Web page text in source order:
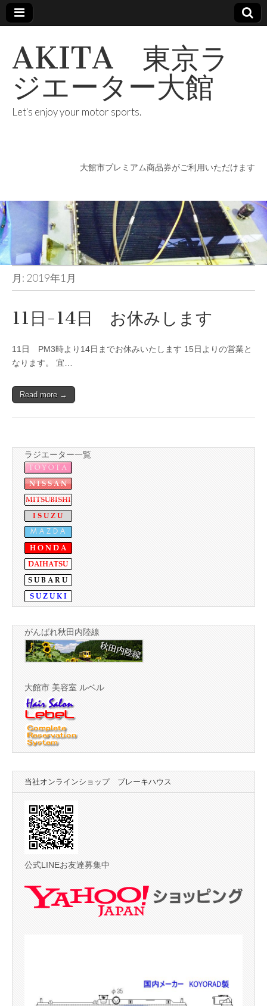
AKITA 東京ラ
ジエーター大館
Let's enjoy your motor sports.
大館市プレミアム商品券がご利用いただけます
月: 2019年1月
11日-14日 お休みします
11日 PM3時より14日までお休みいたします 15日よりの営業と
なります。 宜…
Read more →
ラジエーター一覧
がんばれ秋田内陸線
大館市 美容室 ルベル
当社オンラインショップ ブレーキハウス
公式LINEお友達募集中